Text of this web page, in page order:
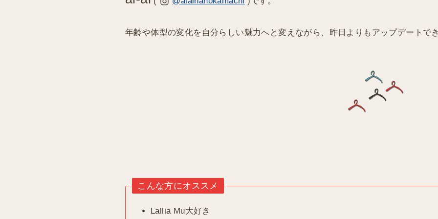
年齢や体型の変化を自分らしい魅力へと変えながら、昨日よりもアップデートで
こんな方にオススメ
Lallia Mu大好き